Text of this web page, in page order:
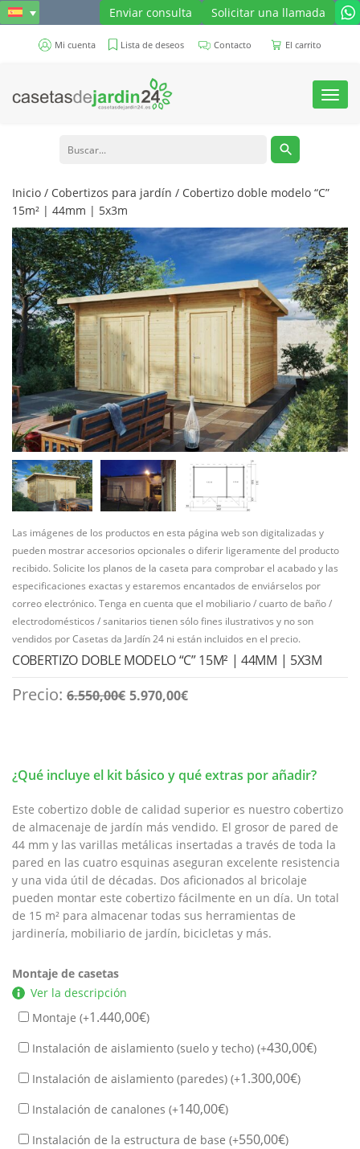
Enviar consulta Solicitar una llamada
Mi cuenta Lista de deseos Contacto El carrito
Toggle
Inicio / Cobertizos para jardín / Cobertizo doble modelo “C”
15m² | 44mm | 5x3m
Las imágenes de los productos en esta página web son digitalizadas y
pueden mostrar accesorios opcionales o diferir ligeramente del producto
recibido. Solicite los planos de la caseta para comprobar el acabado y las
especificaciones exactas y estaremos encantados de enviárselos por
correo electrónico. Tenga en cuenta que el mobiliario / cuarto de baño /
electrodomésticos / sanitarios tienen sólo fines ilustrativos y no son
vendidos por Casetas da Jardín 24 ni están incluidos en el precio.
COBERTIZO DOBLE MODELO “C” 15M² | 44MM | 5X3M
Precio: 6.550,00€ El
6.550,00€.
5.970,00€El
5.970,00€.
¿Qué incluye el kit básico y qué extras por añadir?
Este cobertizo doble de calidad superior es nuestro cobertizo
de almacenaje de jardín más vendido. El grosor de pared de
44 mm y las varillas metálicas insertadas a través de toda la
pared en las cuatro esquinas aseguran excelente resistencia
y una vida útil de décadas. Dos aficionados al bricolaje
pueden montar este cobertizo fácilmente en un día. Un total
de 15 m² para almacenar todas sus herramientas de
jardinería, mobiliario de jardín, bicicletas y más.
Montaje de casetas
Ver la descripción
Montaje (+1.440,00€)
Instalación de aislamiento (suelo y techo) (+430,00€)
Instalación de aislamiento (paredes) (+1.300,00€)
Instalación de canalones (+140,00€)
Instalación de la estructura de base (+550,00€)